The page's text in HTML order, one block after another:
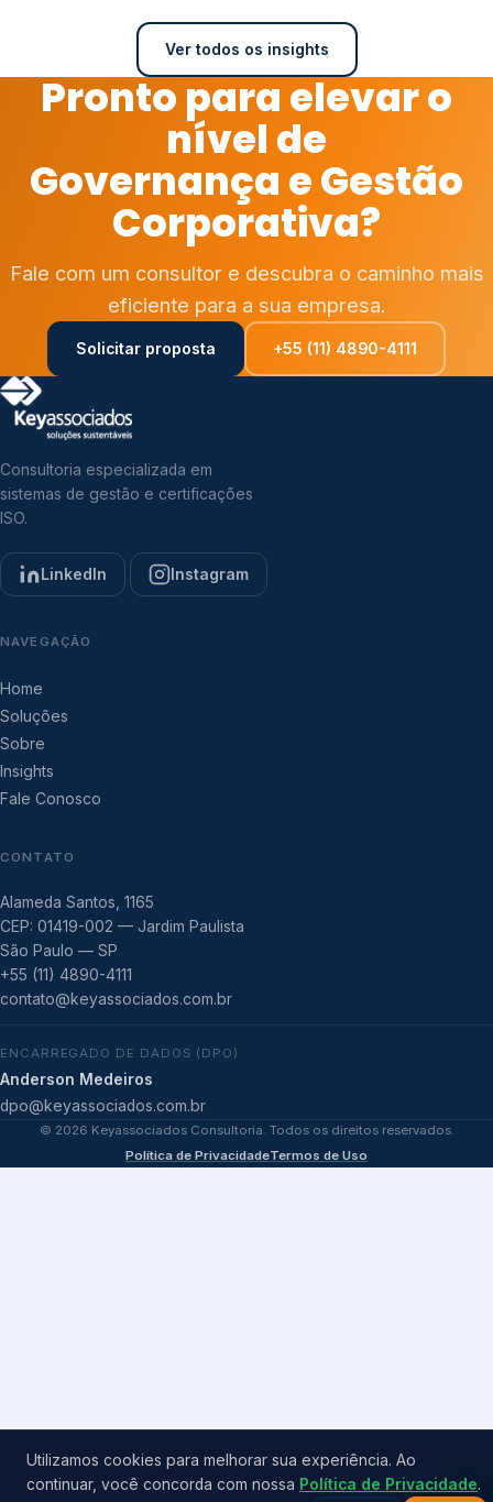
Ver todos os insights
Pronto para elevar o
nível de
Governança e Gestão
Corporativa?
Fale com um consultor e descubra o caminho mais
eficiente para a sua empresa.
Solicitar proposta +55 (11) 4890-4111
Consultoria especializada em
sistemas de gestão e certificações
ISO.
LinkedIn Instagram
NAVEGAÇÃO
Home
Soluções
Sobre
Insights
Fale Conosco
CONTATO
Alameda Santos, 1165
CEP: 01419-002 — Jardim Paulista
São Paulo — SP
+55 (11) 4890-4111
contato@keyassociados.com.br
ENCARREGADO DE DADOS (DPO)
Anderson Medeiros
dpo@keyassociados.com.br
© 2026 Keyassociados Consultoria. Todos os direitos reservados.
Política de PrivacidadeTermos de Uso
Utilizamos cookies para melhorar sua experiência. Ao
continuar, você concorda com nossa Política de Privacidade.